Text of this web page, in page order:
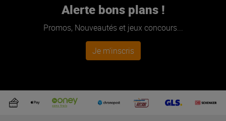
Alerte bons plans !
Promos, Nouveautés et jeux concours...
Je m'inscris